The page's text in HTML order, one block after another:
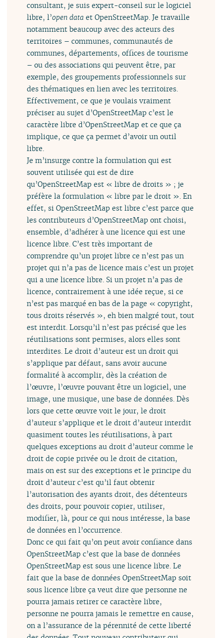
consultant, je suis expert-conseil sur le logiciel
libre, l’open data et OpenStreetMap. Je travaille
notamment beaucoup avec des acteurs des
territoires – communes, communautés de
communes, départements, offices de tourisme
– ou des associations qui peuvent être, par
exemple, des groupements professionnels sur
des thématiques en lien avec les territoires.
Effectivement, ce que je voulais vraiment
préciser au sujet d’OpenStreetMap c’est le
caractère libre d’OpenStreetMap et ce que ça
implique, ce que ça permet d’avoir un outil
libre.
Je m’insurge contre la formulation qui est
souvent utilisée qui est de dire
qu’OpenStreetMap est « libre de droits » ; je
préfère la formulation « libre par le droit ». En
effet, si OpenStreetMap est libre c’est parce que
les contributeurs d’OpenStreetMap ont choisi,
ensemble, d’adhérer à une licence qui est une
licence libre. C’est très important de
comprendre qu’un projet libre ce n’est pas un
projet qui n’a pas de licence mais c’est un projet
qui a une licence libre. Si un projet n’a pas de
licence, contrairement à une idée reçue, si ce
n’est pas marqué en bas de la page « copyright,
tous droits réservés », eh bien malgré tout, tout
est interdit. Lorsqu’il n’est pas précisé que les
réutilisations sont permises, alors elles sont
interdites. Le droit d’auteur est un droit qui
s’applique par défaut, sans avoir aucune
formalité à accomplir, dès la création de
l’œuvre, l’œuvre pouvant être un logiciel, une
image, une musique, une base de données. Dès
lors que cette œuvre voit le jour, le droit
d’auteur s’applique et le droit d’auteur interdit
quasiment toutes les réutilisations, à part
quelques exceptions au droit d’auteur comme le
droit de copie privée ou le droit de citation,
mais on est sur des exceptions et le principe du
droit d’auteur c’est qu’il faut obtenir
l’autorisation des ayants droit, des détenteurs
des droits, pour pouvoir copier, utiliser,
modifier, là, pour ce qui nous intéresse, la base
de données en l’occurrence.
Donc ce qui fait qu’on peut avoir confiance dans
OpenStreetMap c’est que la base de données
OpenStreetMap est sous une licence libre. Le
fait que la base de données OpenStreetMap soit
sous licence libre ça veut dire que personne ne
pourra jamais retirer ce caractère libre,
personne ne pourra jamais le remettre en cause,
on a l’assurance de la pérennité de cette liberté